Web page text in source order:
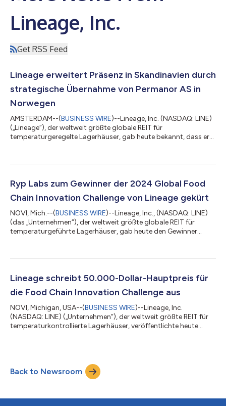
Lineage, Inc.
Get RSS Feed
Lineage erweitert Präsenz in Skandinavien durch
strategische Übernahme von Permanor AS in
Norwegen
AMSTERDAM--(BUSINESS WIRE)--Lineage, Inc. (NASDAQ: LINE)
(„Lineage“), der weltweit größte globale REIT für
temperaturgeregelte Lagerhäuser, gab heute bekannt, dass er
hat. Die Übernahme umfasst die Geschäftsbereiche und
und stärkt damit die Präsenz von Lineage auf dem nordischen
Markt und verbessert seine Fähigkeit, die wach...
Ryp Labs zum Gewinner der 2024 Global Food
Chain Innovation Challenge von Lineage gekürt
NOVI, Mich.--(BUSINESS WIRE)--Lineage, Inc., (NASDAQ: LINE)
(das „Unternehmen“), der weltweit größte globale REIT für
temperaturgeführte Lagerhäuser, gab heute den Gewinner
seine innovative Lösung zur Bekämpfung von
sicherte sich damit den globalen Hauptpreis in Höhe von
50.000 USD sowie eine Einladung zu einem sechsmona...
Lineage schreibt 50.000-Dollar-Hauptpreis für
die Food Chain Innovation Challenge aus
NOVI, Michigan, USA--(BUSINESS WIRE)--Lineage, Inc.
(NASDAQ: LINE) („Unternehmen“), der weltweit größte REIT für
temperaturkontrollierte Lagerhäuser, veröffentlichte heute
Lösungen zur Überwindung der Lebensmittelverschwendung zu
finden, kommt zu einem kritischen Zeitpunkt, da die Zahl der
Menschen, deren Ernährung nicht gesiche...
Back to Newsroom